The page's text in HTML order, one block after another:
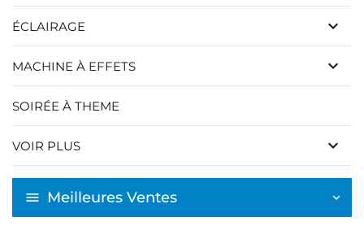
ÉCLAIRAGE keyboard_arrow_down
MACHINE À EFFETS keyboard_arrow_down
SOIRÉE À THEME
VOIR PLUS keyboard_arrow_down
Meilleures Ventes